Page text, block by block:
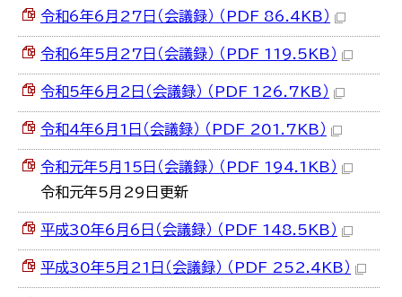
令和6年6月27日（会議録） （PDF 86.4KB）
令和6年5月27日（会議録） （PDF 119.5KB）
令和5年6月2日（会議録） （PDF 126.7KB）
令和4年6月1日（会議録） （PDF 201.7KB）
令和元年5月15日（会議録） （PDF 194.1KB）
令和元年5月29日更新
平成30年6月6日（会議録） （PDF 148.5KB）
平成30年5月21日（会議録） （PDF 252.4KB）